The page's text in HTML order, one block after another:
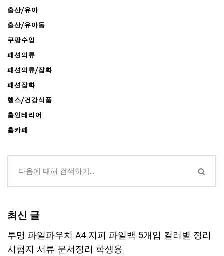
출산/유아
출산/유아동
쿠팡수입
패션의류
패션의류/잡화
패션잡화
헬스/건강식품
홈인테리어
홈카페
최신 글
투명 파일파우치 A4 지퍼 파일백 5개입 컬러별 정리
시험지 서류 문서정리 학생용